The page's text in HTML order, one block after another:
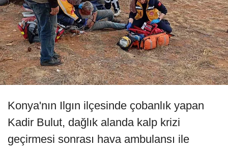
Konya'nın Ilgın ilçesinde çobanlık yapan
Kadir Bulut, dağlık alanda kalp krizi
geçirmesi sonrası hava ambulansı ile